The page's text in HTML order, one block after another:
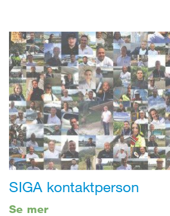
SIGA kontaktperson
Se mer